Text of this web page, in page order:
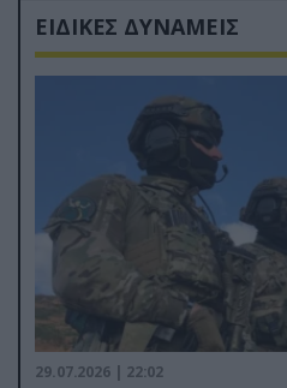
ΕΙΔΙΚΕΣ ΔΥΝΑΜΕΙΣ
29.07.2026 | 22:02